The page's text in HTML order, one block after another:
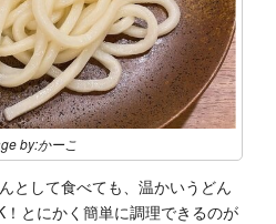
by:かーこ
として食べても、温かいうどん
とにかく簡単に調理できるのが